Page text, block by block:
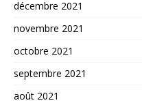
décembre 2021
novembre 2021
octobre 2021
septembre 2021
août 2021